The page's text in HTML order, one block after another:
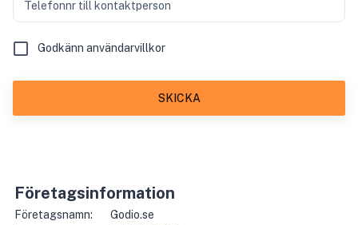
Telefonnr till kontaktperson
Godkänn användarvillkor
SKICKA
Företagsinformation
Företagsnamn:
Godio.se